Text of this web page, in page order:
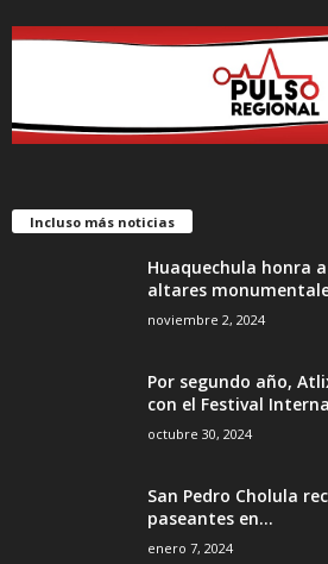
Incluso más noticias
Huaquechula honra
altares
noviembre 2, 2024
Por segundo año,
con el Festival
octubre 30, 2024
San Pedro Cholula
paseantes en...
enero 7, 2024